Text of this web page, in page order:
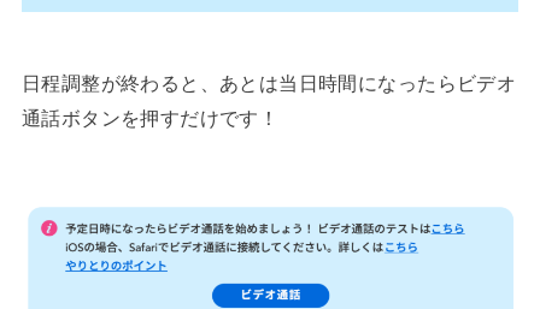
日程調整が終わると、あとは当日時間になったらビデオ
通話ボタンを押すだけです！